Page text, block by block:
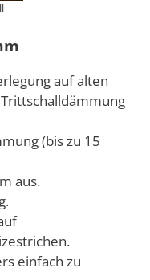
auf alten
(bis zu 15
aus.
einfach zu